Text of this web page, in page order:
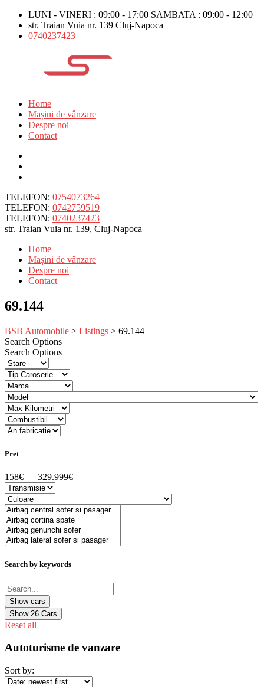
LUNI - VINERI : 09:00 - 17:00 SAMBATA : 09:00 - 12:00
str. Traian Vuia nr. 139 Cluj-Napoca
0740237423
Home
Mașini de vânzare
Despre noi
Contact
TELEFON: 0754073264
TELEFON: 0742759519
TELEFON: 0740237423
str. Traian Vuia nr. 139, Cluj-Napoca
Home
Mașini de vânzare
Despre noi
Contact
69.144
BSB Automobile > Listings > 69.144
Search Options
Search Options
Pret
158€ — 329.999€
Search by keywords
Show 26 Cars
Reset all
Autoturisme de vanzare
Sort by: